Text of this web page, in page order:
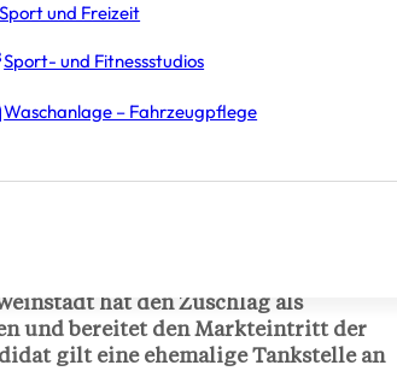
Sport und Freizeit
Sport- und Fitnessstudios
Waschanlage – Fahrzeugpflege
hat den Zuschlag als
und bereitet den Markteintritt der
gilt eine ehemalige Tankstelle an